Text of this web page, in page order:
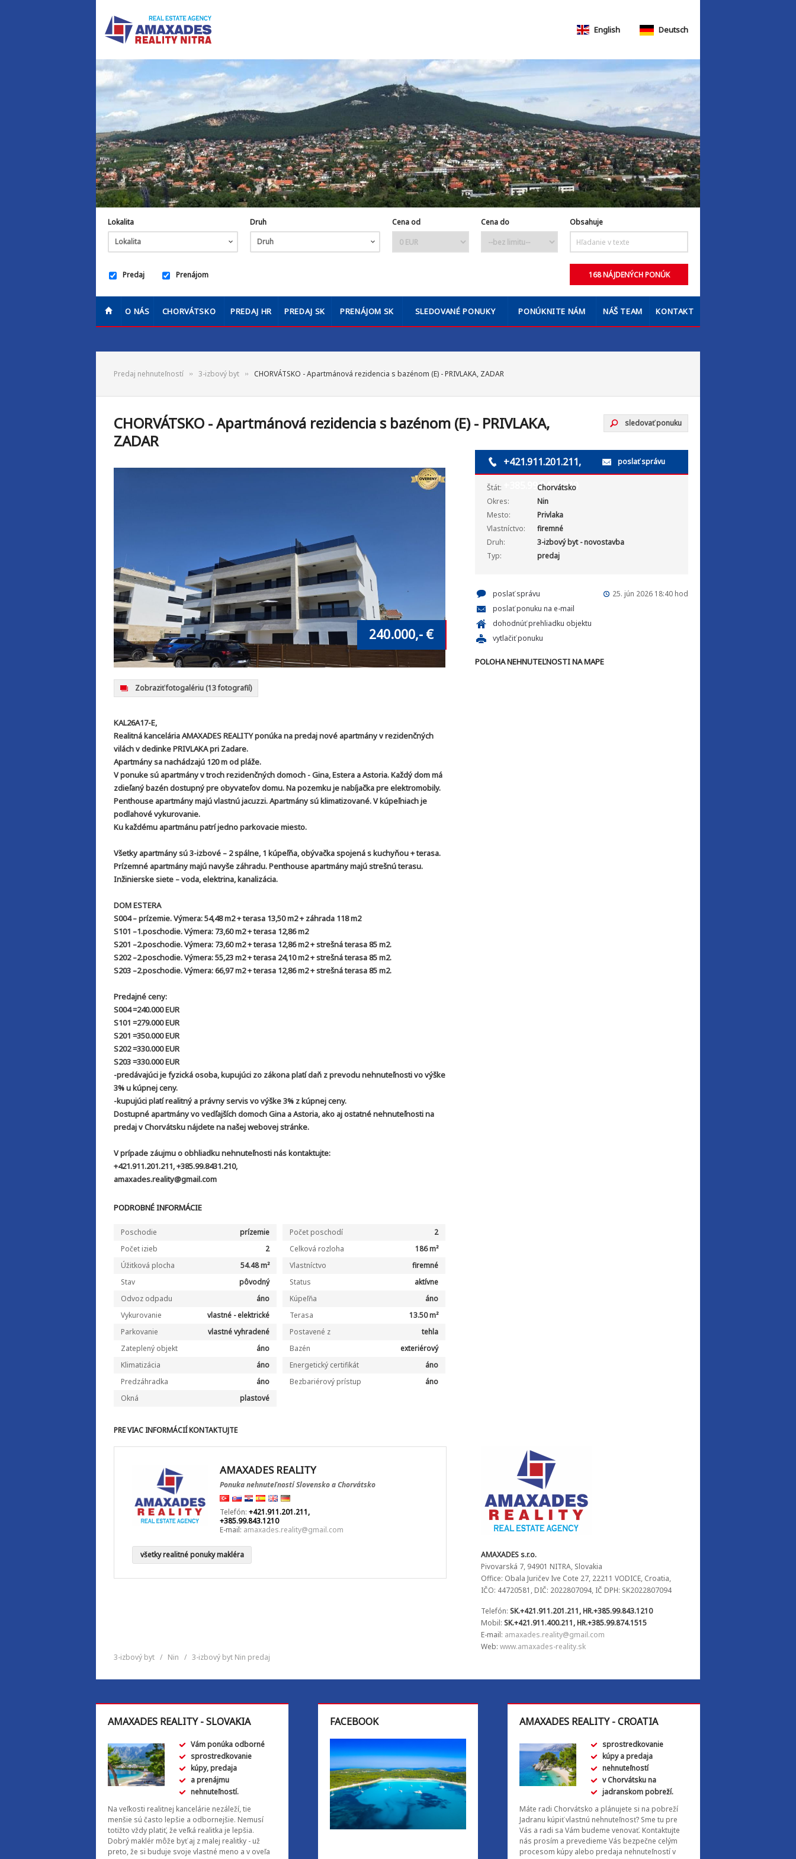
Predaj nehnuteľností 3-izbový byt CHORVÁTSKO - Apartmánová rezidencia s bazénom (E) - PRIVLAKA, ZADAR
CHORVÁTSKO - Apartmánová rezidencia s bazénom (E) - PRIVLAKA,
ZADAR
240.000,- €
Zobraziť fotogalériu (13 fotografií)
KAL26A17-E,
Realitná kancelária AMAXADES REALITY ponúka na predaj nové apartmány v rezidenčných
vilách v dedinke PRIVLAKA pri Zadare.
Apartmány sa nachádzajú 120 m od pláže.
V ponuke sú apartmány v troch rezidenčných domoch - Gina, Estera a Astoria. Každý dom má
zdieľaný bazén dostupný pre obyvateľov domu. Na pozemku je nabíjačka pre elektromobily.
Penthouse apartmány majú vlastnú jacuzzi. Apartmány sú klimatizované. V kúpeľniach je
podlahové vykurovanie.
Ku každému apartmánu patrí jedno parkovacie miesto.
Všetky apartmány sú 3-izbové – 2 spálne, 1 kúpeľňa, obývačka spojená s kuchyňou + terasa.
Prízemné apartmány majú navyše záhradu. Penthouse apartmány majú strešnú terasu.
Inžinierske siete – voda, elektrina, kanalizácia.
DOM ESTERA
S004 – prízemie. Výmera: 54,48 m2 + terasa 13,50 m2 + záhrada 118 m2
S101 –1.poschodie. Výmera: 73,60 m2 + terasa 12,86 m2
S201 –2.poschodie. Výmera: 73,60 m2 + terasa 12,86 m2 + strešná terasa 85 m2.
S202 –2.poschodie. Výmera: 55,23 m2 + terasa 24,10 m2 + strešná terasa 85 m2.
S203 –2.poschodie. Výmera: 66,97 m2 + terasa 12,86 m2 + strešná terasa 85 m2.
Predajné ceny:
S004 =240.000 EUR
S101 =279.000 EUR
S201 =350.000 EUR
S202 =330.000 EUR
S203 =330.000 EUR
-predávajúci je fyzická osoba, kupujúci zo zákona platí daň z prevodu nehnuteľnosti vo výške
3% u kúpnej ceny.
-kupujúci platí realitný a právny servis vo výške 3% z kúpnej ceny.
Dostupné apartmány vo vedľajších domoch Gina a Astoria, ako aj ostatné nehnuteľnosti na
predaj v Chorvátsku nájdete na našej webovej stránke.
V prípade záujmu o obhliadku nehnuteľnosti nás kontaktujte:
+421.911.201.211, +385.99.8431.210,
amaxades.reality@gmail.com
PODROBNÉ INFORMÁCIE
Poschodie prízemie Počet poschodí
2
Počet izieb
2 Celková rozloha
186 m²
Úžitková plocha
54.48 m² Vlastníctvo
firemné
Stav
pôvodný Status
aktívne
Odvoz odpadu
áno Kúpeľňa
áno
Vykurovanie
vlastné - elektrické Terasa
13.50 m²
Parkovanie
vlastné vyhradené Postavené z
tehla
Zateplený objekt
áno Bazén
exteriérový
Klimatizácia
áno Energetický certifikát
áno
Predzáhradka
áno Bezbariérový prístup
áno
Okná
plastové
sledovať ponuku
+421.911.201.211,
+385.99.843.1210
poslať správu
Štát:
Chorvátsko
Okres:
Nin
Mesto:
Privlaka
Vlastníctvo:
firemné
Druh:
3-izbový byt - novostavba
Typ:
predaj
25. jún 2026 18:40 hod
poslať správu
poslať ponuku na e-mail
dohodnúť prehliadku objektu
vytlačiť ponuku
POLOHA NEHNUTEĽNOSTI NA MAPE
PRE VIAC INFORMÁCIÍ KONTAKTUJTE
AMAXADES REALITY
Ponuka nehnuteľností Slovensko a Chorvátsko
Telefón: +421.911.201.211,
+385.99.843.1210
E-mail: amaxades.reality@gmail.com
všetky realitné ponuky makléra
AMAXADES s.r.o.
Pivovarská 7, 94901 NITRA, Slovakia
Office: Obala Juričev Ive Cote 27, 22211 VODICE, Croatia,
IČO: 44720581, DIČ: 2022807094, IČ DPH: SK2022807094
Telefón: SK.+421.911.201.211, HR.+385.99.843.1210
Mobil: SK.+421.911.400.211, HR.+385.99.874.1515
E-mail: amaxades.reality@gmail.com
Web: www.amaxades-reality.sk
3-izbový byt / Nin / 3-izbový byt Nin predaj
English Deutsch
O NÁS CHORVÁTSKO PREDAJ HR PREDAJ SK PRENÁJOM SK SLEDOVANÉ PONUKY PONÚKNITE NÁM NÁŠ TEAM KONTAKT
Lokalita
Lokalita
Druh
Druh
Cena od Cena do Obsahuje
Predaj Prenájom
AMAXADES REALITY - SLOVAKIA
Vám ponúka odborné
sprostredkovanie
kúpy, predaja
a prenájmu
nehnuteľností.
Na veľkosti realitnej kancelárie nezáleží, tie
menšie sú často lepšie a odbornejšie. Nemusí
totižto vždy platiť, že veľká realitka je lepšia.
Dobrý maklér môže byť aj z malej realitky - už
preto, že si buduje svoje vlastné meno a v oveľa
FACEBOOK AMAXADES REALITY - CROATIA
sprostredkovanie
kúpy a predaja
nehnuteľností
v Chorvátsku na
jadranskom pobreží.
Máte radi Chorvátsko a plánujete si na pobreží
Jadranu kúpiť vlastnú nehnuteľnosť? Sme tu pre
Vás a radi sa Vám budeme venovať. Kontaktujte
nás prosím a prevedieme Vás bezpečne celým
procesom kúpy alebo predaja nehnuteľností v